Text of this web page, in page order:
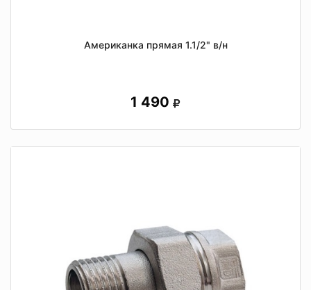
Американка прямая 1.1/2" в/н
1 490